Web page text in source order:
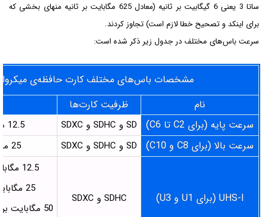
ساتا 3 یعنی 6 گیگابیت بر ثانیه (معادل 625 مگابایت بر ثانیه منهای بخشی که
برای اینکد و تصحیح خطا لازم است) تجاوز کردند.
سرعت باس‌های مختلف در جدول زیر ذکر شده است:
مشخصات باس‌های مختلف کارت حافظه‌ی
نام
ظرفیت کارت‌ها
سرعت پایه (برای C2 تا C6)
SD و SDHC و SDXC 12.5 مگابایت بر ثانیه
سرعت بالا (برای C8 و C10) SD و SDHC و SDXC 25 مگابایت بر ثانیه
UHS-I (برای U1 و U3) SDHC و SDXC
12.5 مگابایت بر ثانیه SDR12
25 مگابایت بر ثانیه SDR25
50 مگابایت بر ثانیه SDR50 و DDR50